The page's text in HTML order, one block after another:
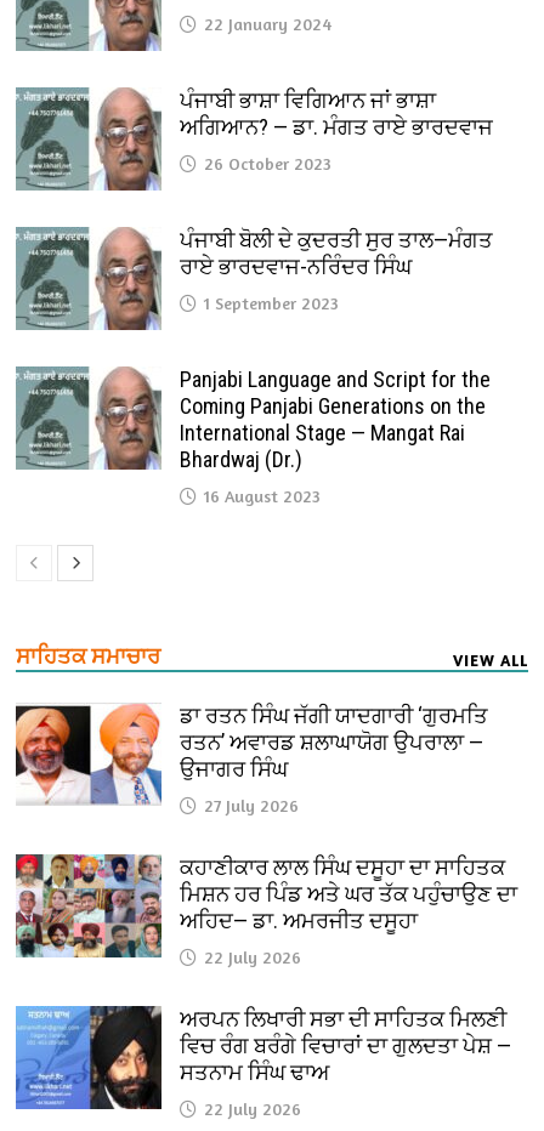
22 January 2024
ਪੰਜਾਬੀ ਭਾਸ਼ਾ ਵਿਗਿਆਨ ਜਾਂ ਭਾਸ਼ਾ
ਅਗਿਆਨ? — ਡਾ. ਮੰਗਤ ਰਾਏ ਭਾਰਦਵਾਜ
26 October 2023
ਪੰਜਾਬੀ ਬੋਲੀ ਦੇ ਕੁਦਰਤੀ ਸੁਰ ਤਾਲ—ਮੰਗਤ
ਰਾਏ ਭਾਰਦਵਾਜ-ਨਰਿੰਦਰ ਸਿੰਘ
1 September 2023
Panjabi Language and Script for the
Coming Panjabi Generations on the
International Stage — Mangat Rai
Bhardwaj (Dr.)
16 August 2023
ਸਾਹਿਤਕ ਸਮਾਚਾਰ VIEW ALL
ਡਾ ਰਤਨ ਸਿੰਘ ਜੱਗੀ ਯਾਦਗਾਰੀ ‘ਗੁਰਮਤਿ
ਰਤਨ’ ਅਵਾਰਡ ਸ਼ਲਾਘਾਯੋਗ ਉਪਰਾਲਾ —
ਉਜਾਗਰ ਸਿੰਘ
27 July 2026
ਕਹਾਣੀਕਾਰ ਲਾਲ ਸਿੰਘ ਦਸੂਹਾ ਦਾ ਸਾਹਿਤਕ
ਮਿਸ਼ਨ ਹਰ ਪਿੰਡ ਅਤੇ ਘਰ ਤੱਕ ਪਹੁੰਚਾਉਣ ਦਾ
ਅਹਿਦ— ਡਾ. ਅਮਰਜੀਤ ਦਸੂਹਾ
22 July 2026
ਅਰਪਨ ਲਿਖਾਰੀ ਸਭਾ ਦੀ ਸਾਹਿਤਕ ਮਿਲਣੀ
ਵਿਚ ਰੰਗ ਬਰੰਗੇ ਵਿਚਾਰਾਂ ਦਾ ਗੁਲਦਤਾ ਪੇਸ਼ —
ਸਤਨਾਮ ਸਿੰਘ ਢਾਅ
22 July 2026